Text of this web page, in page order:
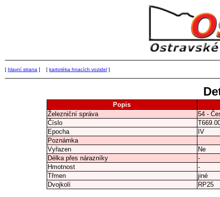
[ hlavní strana ] [ kartotéka hnacích vozidel ]
Popis
Železniční správa
54 -
Číslo
Epocha
IV
Poznámka
Vyřazen
Ne
Délka přes nárazníky
-
Hmotnost
-
Třmen
jiné
Dvojkolí
RP25